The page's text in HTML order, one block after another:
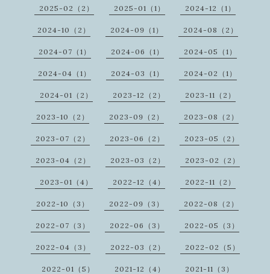
2025-02（2） 2025-01（1） 2024-12（1）
2024-10（2） 2024-09（1） 2024-08（2）
2024-07（1） 2024-06（1） 2024-05（1）
2024-04（1） 2024-03（1） 2024-02（1）
2024-01（2） 2023-12（2） 2023-11（2）
2023-10（2） 2023-09（2） 2023-08（2）
2023-07（2） 2023-06（2） 2023-05（2）
2023-04（2） 2023-03（2） 2023-02（2）
2023-01（4） 2022-12（4） 2022-11（2）
2022-10（3） 2022-09（3） 2022-08（2）
2022-07（3） 2022-06（3） 2022-05（3）
2022-04（3） 2022-03（2） 2022-02（5）
2022-01（5） 2021-12（4） 2021-11（3）